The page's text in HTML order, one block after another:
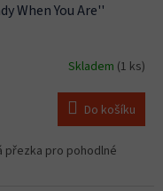
When You Are''
Skladem (1 ks)
Do košíku
přezka pro pohodlné